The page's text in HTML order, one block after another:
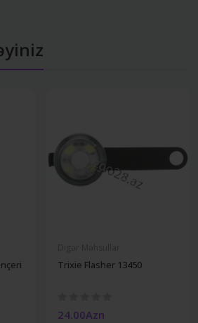
Trixie Flasher 13450
24.00Azn